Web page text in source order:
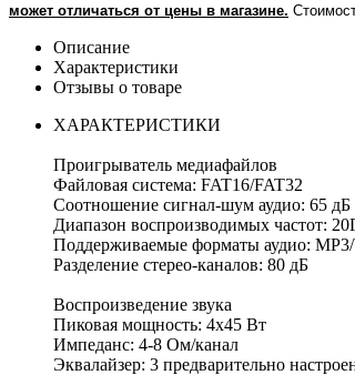
может отличаться от цены в магазине.
Описание
Характеристики
Отзывы о товаре
ХАРАКТЕРИСТИКИ
Проигрыватель медиафайлов
Файловая система: FAT16/FAT32
Соотношение сигнал-шум аудио: 65 дБ
Диапазон воспроизводимых частот:
Поддерживаемые форматы аудио:
Разделение стерео-каналов: 80 дБ
Воспроизведение звука
Пиковая мощность: 4x45 Вт
Импеданс: 4-8 Ом/канал
Эквалайзер: 3 предварительно